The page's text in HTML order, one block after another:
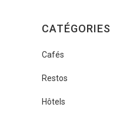
CATÉGORIES
Cafés
Restos
Hôtels